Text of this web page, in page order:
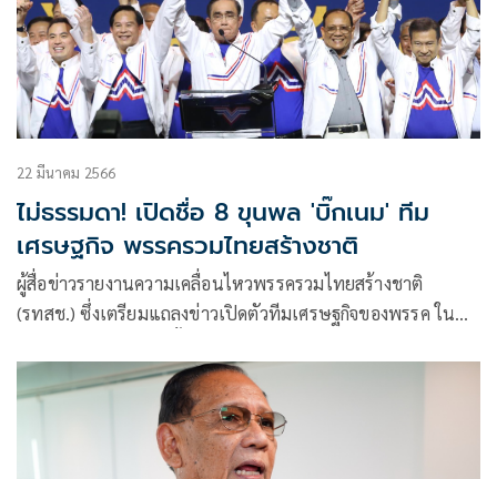
22 มีนาคม 2566
ไม่ธรรมดา! เปิดชื่อ 8 ขุนพล 'บิ๊กเนม' ทีม
เศรษฐกิจ พรรครวมไทยสร้างชาติ
ผู้สื่อข่าวรายงานความเคลื่อนไหวพรรครวมไทยสร้างชาติ
(รทสช.) ซึ่งเตรียมแถลงข่าวเปิดตัวทีมเศรษฐกิจของพรรค ใน
เป็นทีมเศรษฐกิจ